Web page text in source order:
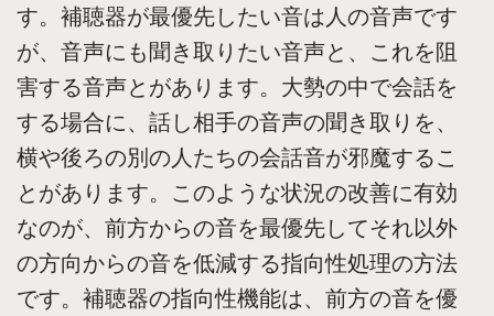
す。補聴器が最優先したい音は人の音声です
が、音声にも聞き取りたい音声と、これを阻
害する音声とがあります。大勢の中で会話を
する場合に、話し相手の音声の聞き取りを、
横や後ろの別の人たちの会話音が邪魔するこ
とがあります。このような状況の改善に有効
なのが、前方からの音を最優先してそれ以外
の方向からの音を低減する指向性処理の方法
です。補聴器の指向性機能は、前方の音を優